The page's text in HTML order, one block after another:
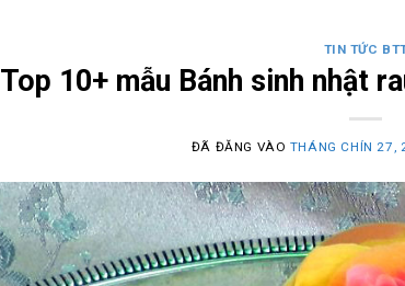
TIN TỨC
Top 10+ mẫu Bánh sinh nhật
ĐÃ ĐĂNG VÀO THÁNG CHÍN 27,